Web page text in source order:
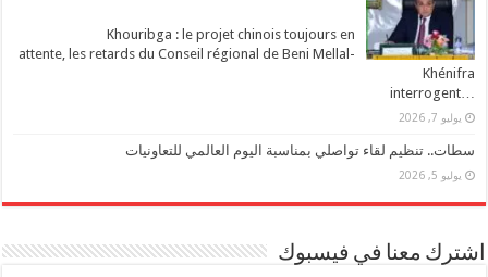
Khouribga : le projet chinois toujours en
attente, les retards du Conseil régional de Beni Mellal-
Khénifra
…interrogent
يوليو 7, 2026
سطات.. تنظيم لقاء تواصلي بمناسبة اليوم العالمي للتعاونيات
يوليو 5, 2026
اشترك معنا في فيسبوك